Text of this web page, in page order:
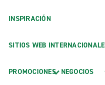
INSPIRACIÓN
SITIOS WEB
PROMOCIONES NEGOCIOS